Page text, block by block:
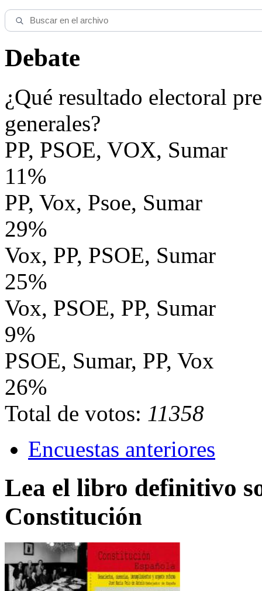
Debate
¿Qué resultado electoral
generales?
PP, PSOE, VOX, Sumar
11%
PP, Vox, Psoe, Sumar
29%
Vox, PP, PSOE, Sumar
25%
Vox, PSOE, PP, Sumar
9%
PSOE, Sumar, PP, Vox
26%
Total de votos: 11358
Encuestas anteriores
Lea el libro definitivo
Constitución